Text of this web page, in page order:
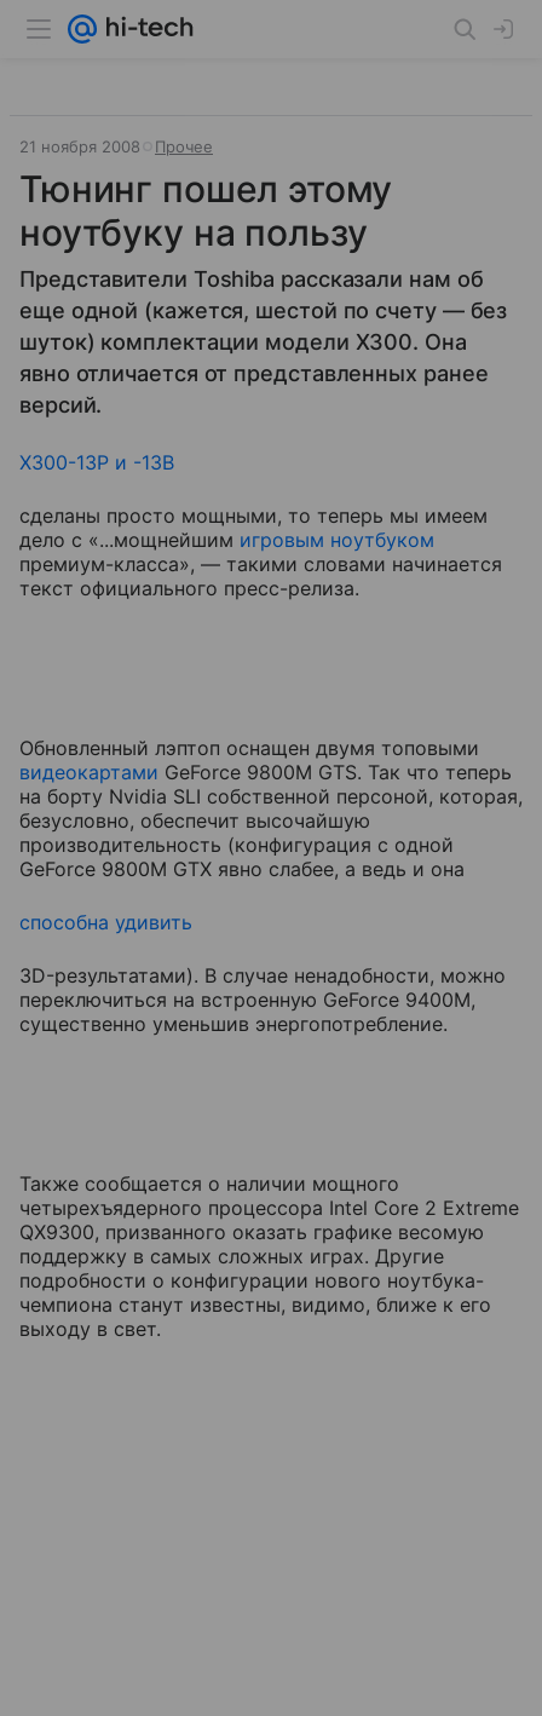
21 ноября 2008 Прочее
Тюнинг пошел этому
ноутбуку на пользу
Представители Toshiba рассказали нам об
еще одной (кажется, шестой по счету — без
шуток) комплектации модели X300. Она
явно отличается от представленных ранее
версий.
X300-13P и -13B
сделаны просто мощными, то теперь мы имеем
дело с «...мощнейшим игровым ноутбуком
премиум-класса», — такими словами начинается
текст официального пресс-релиза.
Обновленный лэптоп оснащен двумя топовыми
видеокартами GeForce 9800M GTS. Так что теперь
на борту Nvidia SLI собственной персоной, которая,
безусловно, обеспечит высочайшую
производительность (конфигурация с одной
GeForce 9800M GTX явно слабее, а ведь и она
способна удивить
3D-результатами). В случае ненадобности, можно
переключиться на встроенную GeForce 9400M,
существенно уменьшив энергопотребление.
Также сообщается о наличии мощного
четырехъядерного процессора Intel Core 2 Extreme
QX9300, призванного оказать графике весомую
поддержку в самых сложных играх. Другие
подробности о конфигурации нового ноутбука-
чемпиона станут известны, видимо, ближе к его
выходу в свет.